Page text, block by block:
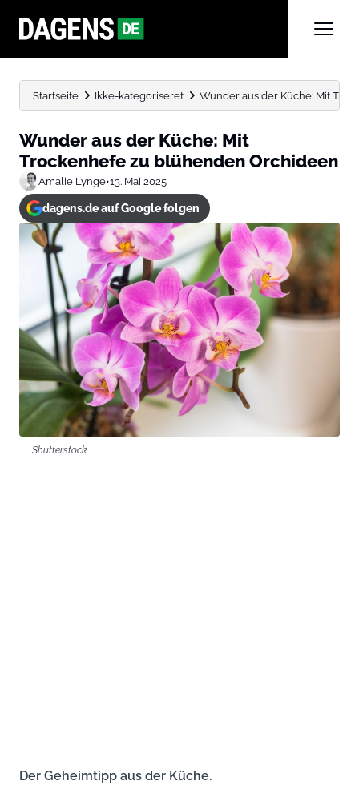
Startseite Ikke-kategoriseret Wunder aus der Küche: Mit
Wunder aus der Küche: Mit
Trockenhefe zu blühenden Orchideen
Amalie Lynge•13. Mai 2025
dagens.de auf Google folgen
Shutterstock
Der Geheimtipp aus der Küche.